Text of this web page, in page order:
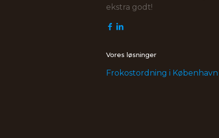
ekstra godt!
Vores løsninger
Frokostordning i København